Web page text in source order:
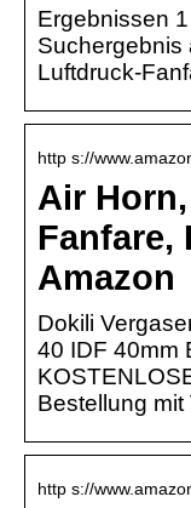
Ergebnissen
Suchergebnis
Luftdruck-
http s://
Air
Fanfare,
Amazon
Dokili
40 IDF 40mm
Bestellung
http s://